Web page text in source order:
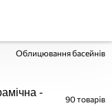
Облицювання басейнів
-
90товарів